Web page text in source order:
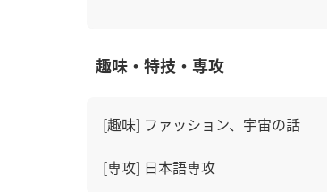
趣味・特技・専攻
[趣味] ファッション、宇宙の話
[専攻] 日本語専攻